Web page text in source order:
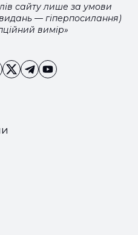
сайту лише за умови
— гіперпосилання)
вимір»